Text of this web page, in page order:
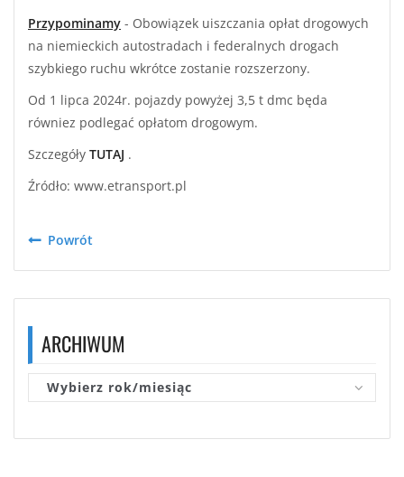
Przypominamy - Obowiązek uiszczania opłat drogowych
na niemieckich autostradach i federalnych drogach
szybkiego ruchu wkrótce zostanie rozszerzony.
Od 1 lipca 2024r. pojazdy powyżej 3,5 t dmc będa
równiez podlegać opłatom drogowym.
Szczegóły TUTAJ .
Źródło: www.etransport.pl
Powrót
ARCHIWUM
Wybierz rok/miesiąc